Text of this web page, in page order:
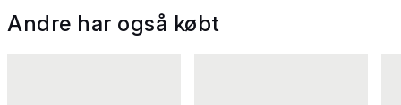
Andre har også købt